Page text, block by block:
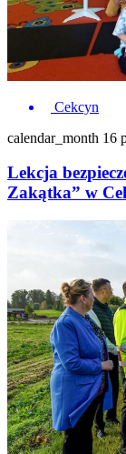
Cekcyn
calendar_month 16
Lekcja
Zakątka” w